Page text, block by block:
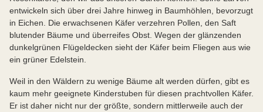
entwickeln sich über drei Jahre hinweg in Baumhöhlen, bevorzugt
in Eichen. Die erwachsenen Käfer verzehren Pollen, den Saft
blutender Bäume und überreifes Obst. Wegen der glänzenden
dunkelgrünen Flügeldecken sieht der Käfer beim Fliegen aus wie
ein grüner Edelstein.
Weil in den Wäldern zu wenige Bäume alt werden dürfen, gibt es
kaum mehr geeignete Kinderstuben für diesen prachtvollen Käfer.
Er ist daher nicht nur der größte, sondern mittlerweile auch der